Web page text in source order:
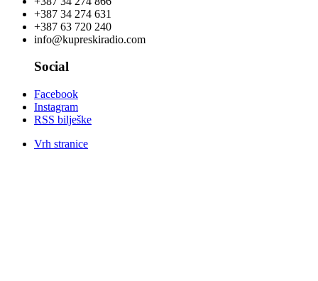
+387 34 274 631
+387 63 720 240
info@kupreskiradio.com
Social
Facebook
Instagram
RSS bilješke
Vrh stranice